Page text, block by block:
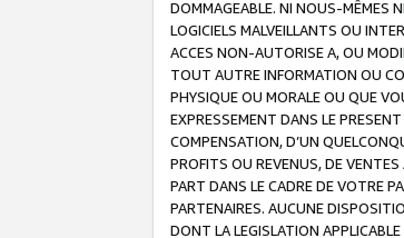
DOMMAGEABLE. NI NOUS-MÊMES
LOGICIELS MALVEILLANTS OU
ACCES NON-AUTORISE A, OU
TOUT AUTRE INFORMATION OU
PHYSIQUE OU MORALE OU QUE
EXPRESSEMENT DANS LE
COMPENSATION, D’UN
PROFITS OU REVENUS, DE
PART DANS LE CADRE DE VOTRE
PARTENAIRES. AUCUNE
DONT LA LEGISLATION